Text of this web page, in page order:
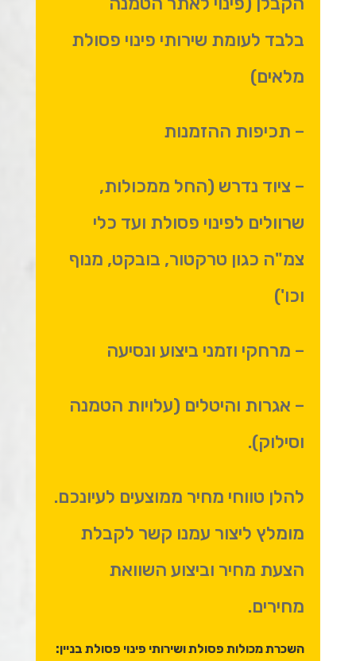
בלבד לעומת שירותי פינוי פסולת
מלאים)
– תכיפות ההזמנות
– ציוד נדרש (החל ממכולות,
שרוולים לפינוי פסולת ועד כלי
צמ"ה כגון טרקטור, בובקט, מנוף
וכו')
– מרחקי וזמני ביצוע ונסיעה
– אגרות והיטלים (עלויות הטמנה
וסילוק).
להלן טווחי מחיר ממוצעים לעיונכם.
מומלץ ליצור עמנו קשר לקבלת
הצעת מחיר וביצוע השוואת
מחירים.
השכרת מכולות פסולת ושירותי פינוי פסולת בניין: